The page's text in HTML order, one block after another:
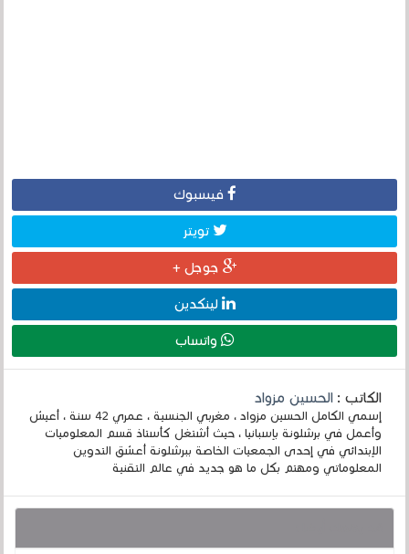
فيسبوك
تويتر
جوجل +
لينكدين
واتساب
الكاتب :الحسين مزواد
إسمي الكامل الحسين مزواد ، مغربي الجنسية ، عمري 42 سنة ، أعيش
وأعمل في برشلونة بإسبانيا ، حيث أشتغل كأستاذ قسم المعلوميات
الإبتدائي في إحدى الجمعيات الخاصة ببرشلونة أعشق التدوين
المعلوماتي ومهتم بكل ما هو جديد في عالم التقنية